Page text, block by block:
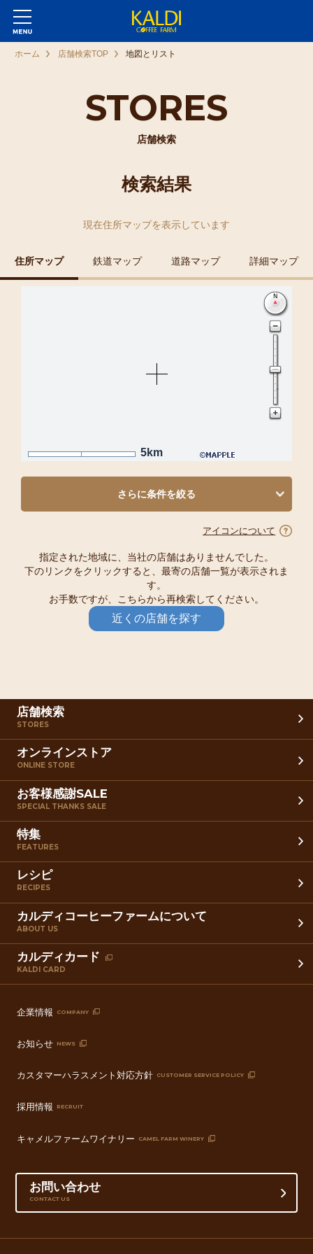
STORES
店舗検索
ホーム 店舗検索TOP 地図とリスト
検索結果
現在住所マップを表示しています
住所マップ 鉄道マップ 道路マップ 詳細マップ
5km
さらに条件を絞る
アイコンについて
指定された地域に、当社の店舗はありませんでした。
下のリンクをクリックすると、最寄の店舗一覧が表示されま
す。
お手数ですが、こちらから再検索してください。
近くの店舗を探す
店舗検索
STORES
オンラインストア
ONLINE STORE
お客様感謝SALE
SPECIAL THANKS SALE
特集
FEATURES
レシピ
RECIPES
カルディコーヒーファームについて
ABOUT US
カルディカード
KALDI CARD
企業情報 COMPANY
お知らせ NEWS
カスタマーハラスメント対応方針 CUSTOMER SERVICE POLICY
採用情報 RECRUIT
キャメルファームワイナリー CAMEL FARM WINERY
お問い合わせ
CONTACT US